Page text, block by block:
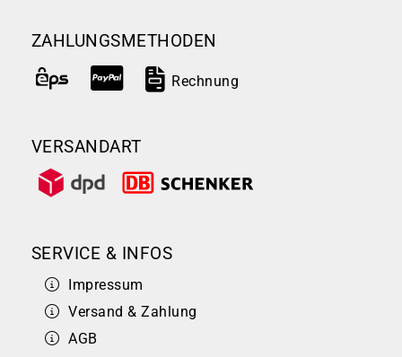
ZAHLUNGSMETHODEN
Rechnung
VERSANDART
SERVICE & INFOS
Impressum
Versand & Zahlung
AGB